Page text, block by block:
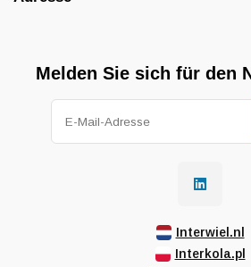
Melden Sie sich für den
Interwiel.nl
Interkola.pl